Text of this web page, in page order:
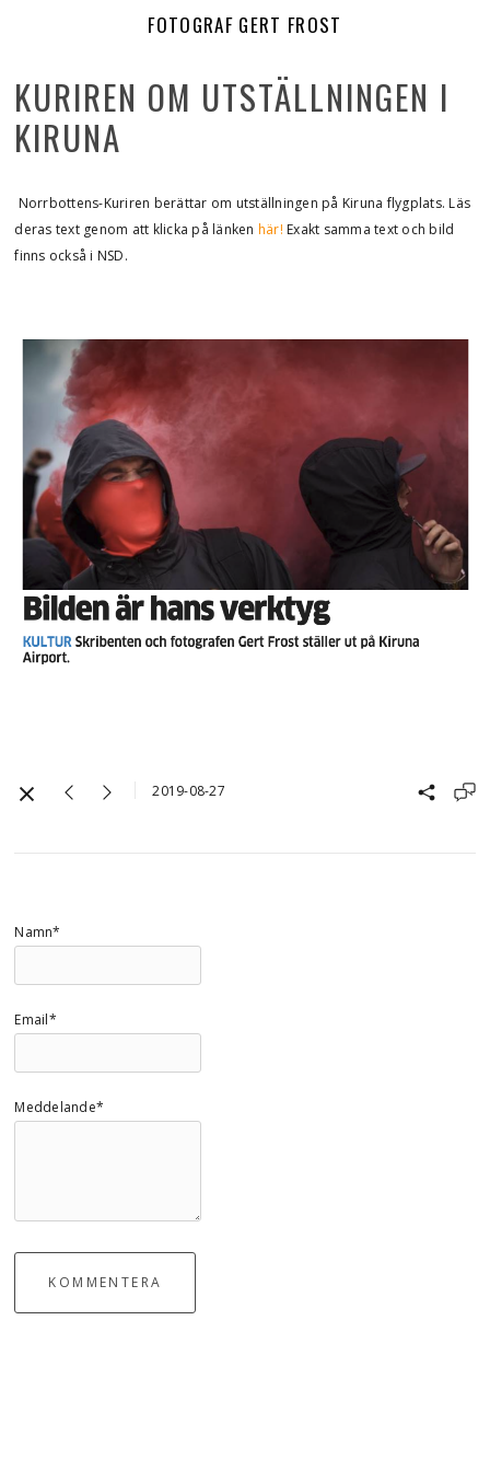
FOTOGRAF GERT FROST
KURIREN OM UTSTÄLLNINGEN I
KIRUNA
Norrbottens-Kuriren berättar om utställningen på Kiruna flygplats. Läs
deras text genom att klicka på länken här! Exakt samma text och bild
finns också i NSD.
2019-08-27
Namn*
Email*
Meddelande*
KOMMENTERA